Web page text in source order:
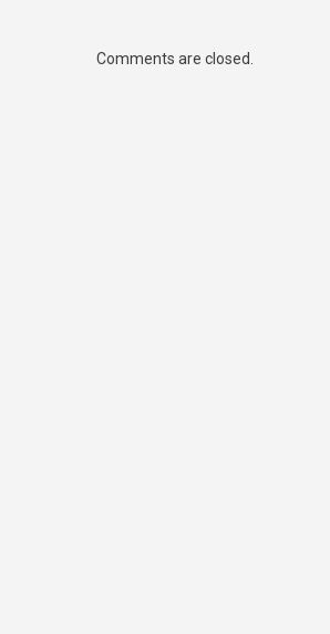
Comments are closed.